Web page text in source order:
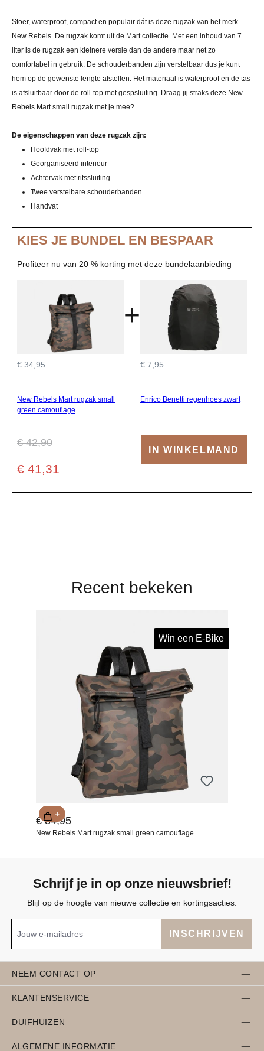
Stoer, waterproof, compact en populair dát is deze rugzak van het merk
New Rebels. De rugzak komt uit de Mart collectie. Met een inhoud van 7
liter is de rugzak een kleinere versie dan de andere maar net zo
comfortabel in gebruik. De schouderbanden zijn verstelbaar dus je kunt
hem op de gewenste lengte afstellen. Het materiaal is waterproof en de tas
is afsluitbaar door de roll-top met gespsluiting. Draag jij straks deze New
Rebels Mart small rugzak met je mee?
De eigenschappen van deze rugzak zijn:
Hoofdvak met roll-top
Georganiseerd interieur
Achtervak met ritssluiting
Twee verstelbare schouderbanden
Handvat
KIES JE BUNDEL EN BESPAAR
Profiteer nu van 20 % korting met deze bundelaanbieding
€ 34,95
New Rebels Mart rugzak small
green camouflage
+
€ 7,95
Enrico Benetti regenhoes zwart
€ 42,90
€ 41,31
IN WINKELMAND
Recent bekeken
Win een E-Bike
€ 34,95
New Rebels Mart rugzak small green camouflage
+
Schrijf je in op onze nieuwsbrief!
Blijf op de hoogte van nieuwe collectie en kortingsacties.
INSCHRIJVEN
NEEM CONTACT OP
KLANTENSERVICE
DUIFHUIZEN
ALGEMENE INFORMATIE